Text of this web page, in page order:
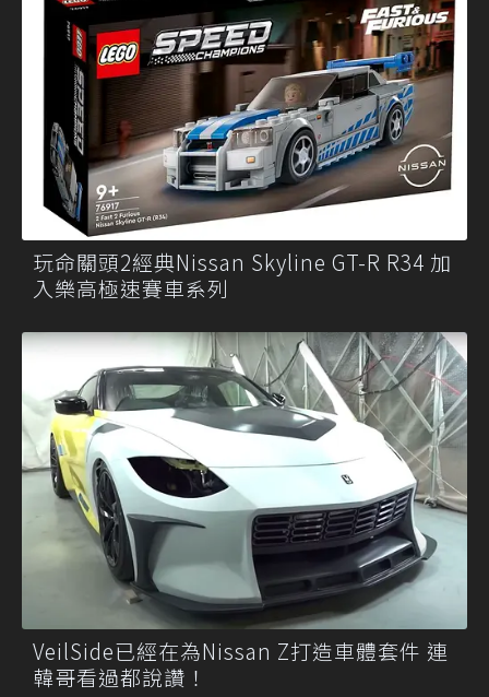
玩命關頭2經典Nissan Skyline GT-R R34 加
入樂高極速賽車系列
VeilSide已經在為Nissan Z打造車體套件 連
韓哥看過都說讚！